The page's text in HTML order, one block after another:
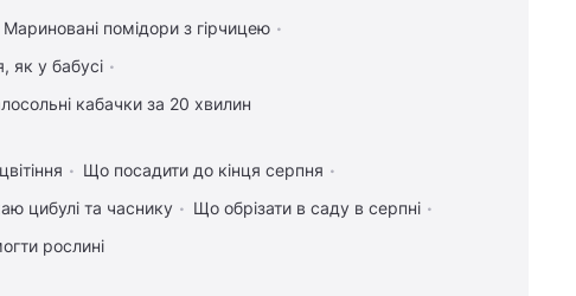
Мариновані помідори з гірчицею
як у бабусі
кабачки за 20 хвилин
Що посадити до кінця серпня
цибулі та часнику
Що обрізати в саду в серпні
рослині